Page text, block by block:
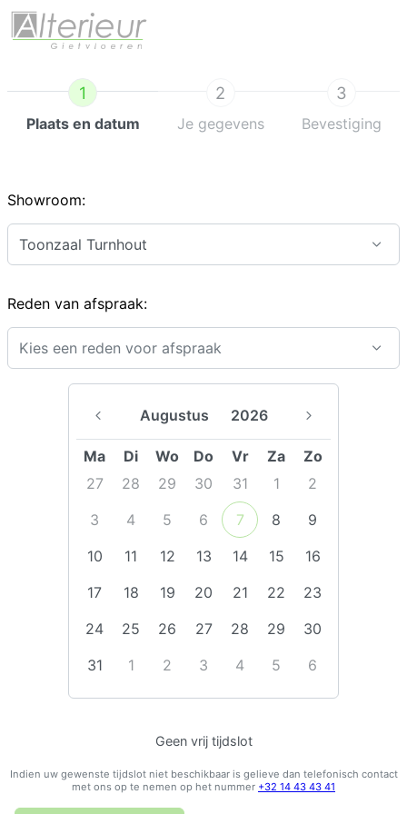
1
Plaats en datum
2
Je gegevens
3
Bevestiging
Showroom:
Toonzaal Turnhout
Reden van afspraak:
Kies een reden voor afspraak
Augustus 2026
Ma Di Wo Do Vr Za
Zo
27
28 29 30 31 1
2
3
4 5 6 7 8
9
10
11 12 13 14 15
16
17
18 19 20 21 22
23
24
25 26 27 28 29
30
31
1 2 3 4 5 6
Geen vrij tijdslot
Indien uw gewenste tijdslot niet beschikbaar is gelieve dan telefonisch contact
met ons op te nemen op het nummer +32 14 43 43 41